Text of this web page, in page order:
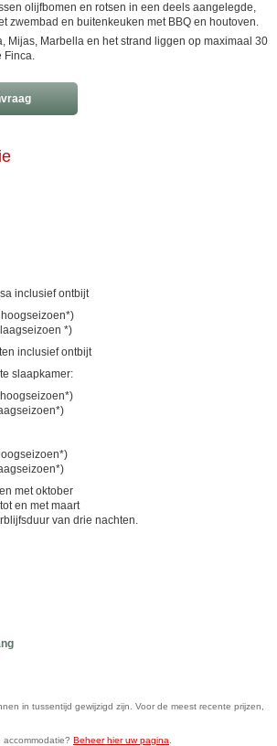
olijfbomen en rotsen in een deels aangelegde,
zwembad en buitenkeuken met BBQ en houtoven.
Mijas, Marbella en het strand liggen op maximaal 30
Finca.
inclusief ontbijt
*)
inclusief ontbijt
slaapkamer:
met oktober
en met maart
van drie nachten.
in tussentijd gewijzigd zijn. Voor de meest recente prijzen,
Beheer hier uw pagina